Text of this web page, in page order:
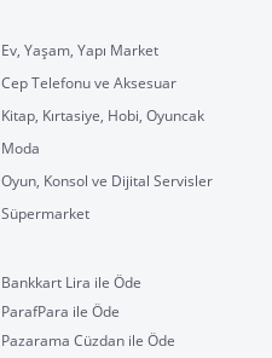
Ev, Yaşam, Yapı Market
Cep Telefonu ve Aksesuar
Kitap, Kırtasiye, Hobi, Oyuncak
Moda
Oyun, Konsol ve Dijital Servisler
Süpermarket
Bankkart Lira ile Öde
ParafPara ile Öde
Pazarama Cüzdan ile Öde